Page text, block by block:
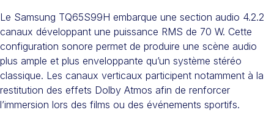
Le Samsung TQ65S99H embarque une section audio 4.2.2
canaux développant une puissance RMS de 70 W. Cette
configuration sonore permet de produire une scène audio
plus ample et plus enveloppante qu’un système stéréo
classique. Les canaux verticaux participent notamment à la
restitution des effets Dolby Atmos afin de renforcer
l’immersion lors des films ou des événements sportifs.